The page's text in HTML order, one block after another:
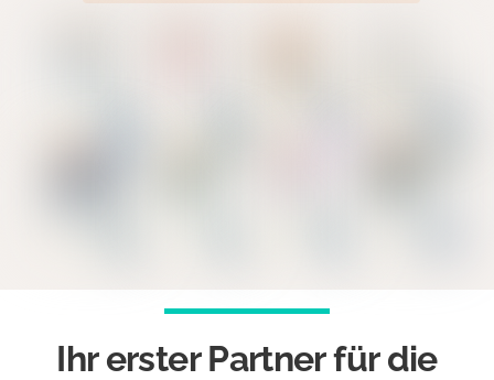
Ihr erster Partner für die